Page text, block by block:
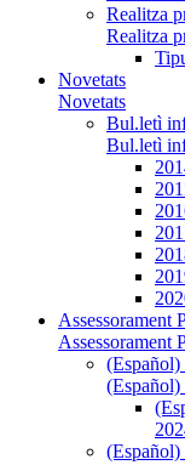
Realitza
Realitza
Novetats
Novetats
Bul.letì
Bul.letì
Assessorament
Assessorament
(Español)
(Español)
(Español)